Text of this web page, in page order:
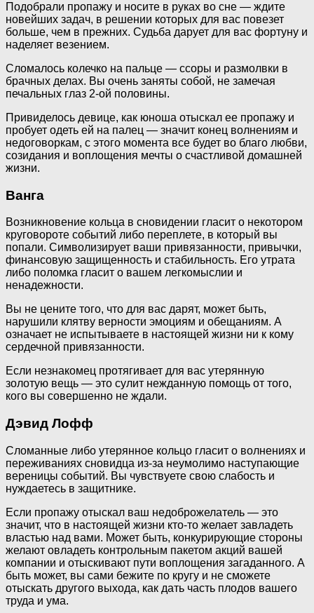
Подобрали пропажу и носите в руках во сне — ждите
новейших задач, в решении которых для вас повезет
больше, чем в прежних. Судьба дарует для вас фортуну и
наделяет везением.
Сломалось колечко на пальце — ссоры и размолвки в
брачных делах. Вы очень заняты собой, не замечая
печальных глаз 2-ой половины.
Привиделось девице, как юноша отыскал ее пропажу и
пробует одеть ей на палец — значит конец волнениям и
недоговоркам, с этого момента все будет во благо любви,
созидания и воплощения мечты о счастливой домашней
жизни.
Ванга
Возникновение кольца в сновидении гласит о некотором
круговороте событий либо переплете, в который вы
попали. Символизирует ваши привязанности, привычки,
финансовую защищенность и стабильность. Его утрата
либо поломка гласит о вашем легкомыслии и
ненадежности.
Вы не цените того, что для вас дарят, может быть,
нарушили клятву верности эмоциям и обещаниям. А
означает не испытываете в настоящей жизни ни к кому
сердечной привязанности.
Если незнакомец протягивает для вас утерянную
золотую вещь — это сулит нежданную помощь от того,
кого вы совершенно не ждали.
Дэвид Лофф
Сломанные либо утерянное кольцо гласит о волнениях и
переживаниях сновидца из-за неумолимо наступающие
вереницы событий. Вы чувствуете свою слабость и
нуждаетесь в защитнике.
Если пропажу отыскал ваш недоброжелатель — это
значит, что в настоящей жизни кто-то желает завладеть
властью над вами. Может быть, конкурирующие стороны
желают овладеть контрольным пакетом акций вашей
компании и отыскивают пути воплощения загаданного. А
быть может, вы сами бежите по кругу и не сможете
отыскать другого выхода, как дать часть плодов вашего
труда и ума.